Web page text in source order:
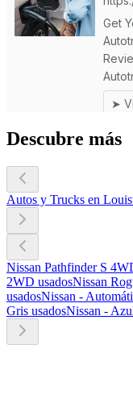
Descubre más
Autos y Trucks en
Nissan Pathfinder S
2WD usadosNissan
usadosNissan -
Gris usadosNissan -